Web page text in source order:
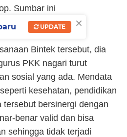
Sumbar ini
Bintek tersebut, dia
PKK nagari turut
sosial yang ada. Mendata
kesehatan, pendidikan
tersebut bersinergi dengan
benar valid dan bisa
sehingga tidak terjadi
×
UPDATE